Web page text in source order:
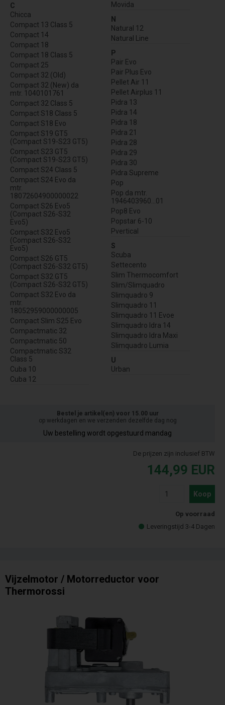
C
Chicca
Compact 13 Class 5
Compact 14
Compact 18
Compact 18 Class 5
Compact 25
Compact 32 (Old)
Compact 32 (New) da
mtr. 1040101761
Compact 32 Class 5
Compact S18 Class 5
Compact S18 Evo
Compact S19 GT5
(Compact S19-S23 GT5)
Compact S23 GT5
(Compact S19-S23 GT5)
Compact S24 Class 5
Compact S24 Evo da
mtr.
18072604900000022
Compact S26 Evo5
(Compact S26-S32
Evo5)
Compact S32 Evo5
(Compact S26-S32
Evo5)
Compact S26 GT5
(Compact S26-S32 GT5)
Compact S32 GT5
(Compact S26-S32 GT5)
Compact S32 Evo da
mtr.
18052959000000005
Compact Slim S25 Evo
Compactmatic 32
Compactmatic 50
Compactmatic S32
Class 5
Cuba 10
Cuba 12
Movida
N
Natural 12
Natural Line
P
Pair Evo
Pair Plus Evo
Pellet Air 11
Pellet Airplus 11
Pidra 13
Pidra 14
Pidra 18
Pidra 21
Pidra 28
Pidra 29
Pidra 30
Pidra Supreme
Pop
Pop da mtr.
1946403960...01
Pop8 Evo
Popstar 6-10
Pvertical
S
Scuba
Settecento
Slim Thermocomfort
Slim/Slimquadro
Slimquadro 9
Slimquadro 11
Slimquadro 11 Evoe
Slimquadro Idra 14
Slimquadro Idra Maxi
Slimquadro Lumia
U
Urban
Bestel je artikel(en) voor 15.00 uur
op werkdagen en we verzenden dezelfde dag nog
Uw bestelling wordt opgestuurd mandag
De prijzen zijn inclusief BTW
144,99 EUR
Koop
Op voorraad
Leveringstijd 3-4 Dagen
Vijzelmotor / Motorreductor voor
Thermorossi